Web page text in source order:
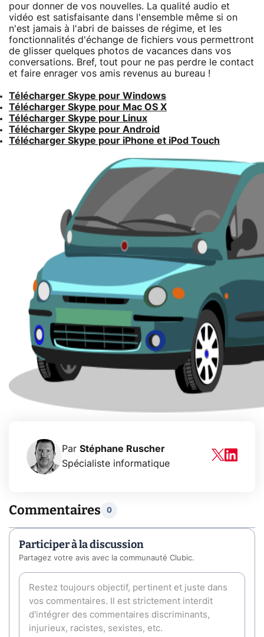
pour donner de vos nouvelles. La qualité audio et
vidéo est satisfaisante dans l'ensemble même si on
n'est jamais à l'abri de baisses de régime, et les
fonctionnalités d'échange de fichiers vous permettront
de glisser quelques photos de vacances dans vos
conversations. Bref, tout pour ne pas perdre le contact
et faire enrager vos amis revenus au bureau !
Télécharger Skype pour Windows
Télécharger Skype pour Mac OS X
Télécharger Skype pour Linux
Télécharger Skype pour Android
Télécharger Skype pour iPhone et iPod Touch
Par Stéphane Ruscher
Spécialiste informatique
Commentaires 0
Participer à la discussion
Partagez votre avis avec la communauté Clubic.